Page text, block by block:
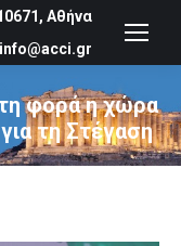
Αθήνα
info@acci.gr
φορά η χώρα
τη Στέγαση